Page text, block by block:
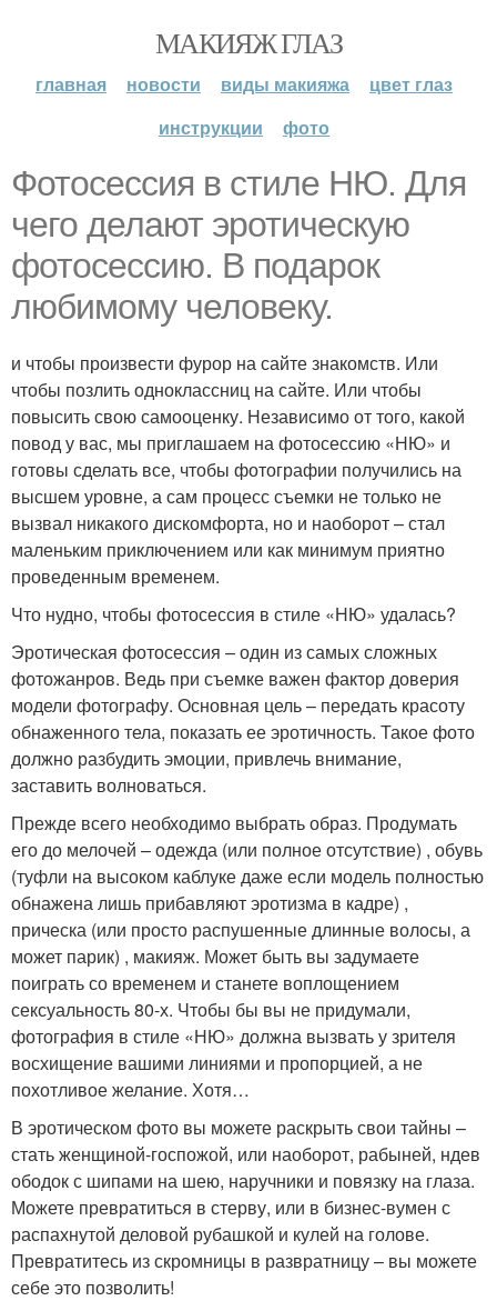
МАКИЯЖ ГЛАЗ
главная новости виды макияжа
цвет глаз
инструкции
фото
Фотосессия в стиле НЮ. Для
чего делают эротическую
фотосессию. В подарок
любимому человеку.
и чтобы произвести фурор на сайте знакомств. Или
чтобы позлить одноклассниц на сайте. Или чтобы
повысить свою самооценку. Независимо от того, какой
повод у вас, мы приглашаем на фотосессию «НЮ» и
готовы сделать все, чтобы фотографии получились на
высшем уровне, а сам процесс съемки не только не
вызвал никакого дискомфорта, но и наоборот – стал
маленьким приключением или как минимум приятно
проведенным временем.
Что нудно, чтобы фотосессия в стиле «НЮ» удалась?
Эротическая фотосессия – один из самых сложных
фотожанров. Ведь при съемке важен фактор доверия
модели фотографу. Основная цель – передать красоту
обнаженного тела, показать ее эротичность. Такое фото
должно разбудить эмоции, привлечь внимание,
заставить волноваться.
Прежде всего необходимо выбрать образ. Продумать
его до мелочей – одежда (или полное отсутствие) , обувь
(туфли на высоком каблуке даже если модель полностью
обнажена лишь прибавляют эротизма в кадре) ,
прическа (или просто распушенные длинные волосы, а
может парик) , макияж. Может быть вы задумаете
поиграть со временем и станете воплощением
сексуальность 80-х. Чтобы бы вы не придумали,
фотография в стиле «НЮ» должна вызвать у зрителя
восхищение вашими линиями и пропорцией, а не
похотливое желание. Хотя…
В эротическом фото вы можете раскрыть свои тайны –
стать женщиной-госпожой, или наоборот, рабыней, ндев
ободок с шипами на шею, наручники и повязку на глаза.
Можете превратиться в стерву, или в бизнес-вумен с
распахнутой деловой рубашкой и кулей на голове.
Превратитесь из скромницы в развратницу – вы можете
себе это позволить!